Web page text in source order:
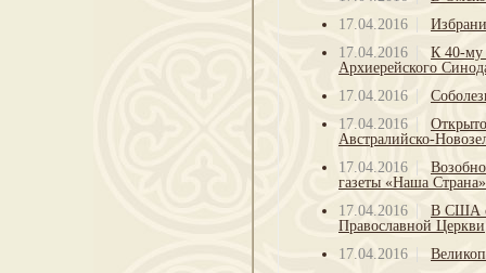
17.04.2016
17.04.2016
К 40-му
Архиерейского
17.04.2016
17.04.2016
Австралийско-
17.04.2016
газеты «Наша Страна»
17.04.2016
В США
Православной Церкви
17.04.2016